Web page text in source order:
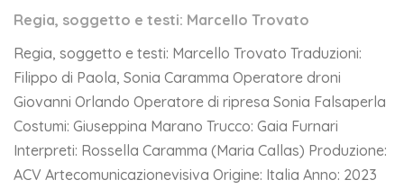
Regia, soggetto e testi: Marcello Trovato
Regia, soggetto e testi: Marcello Trovato Traduzioni:
Filippo di Paola, Sonia Caramma Operatore droni
Giovanni Orlando Operatore di ripresa Sonia Falsaperla
Costumi: Giuseppina Marano Trucco: Gaia Furnari
Interpreti: Rossella Caramma (Maria Callas) Produzione:
ACV Artecomunicazionevisiva Origine: Italia Anno: 2023